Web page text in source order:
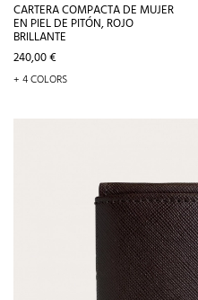
CARTERA COMPACTA DE MUJER
EN PIEL DE PITÓN, ROJO
BRILLANTE
Precio
240,00 €
+ 4 COLORS